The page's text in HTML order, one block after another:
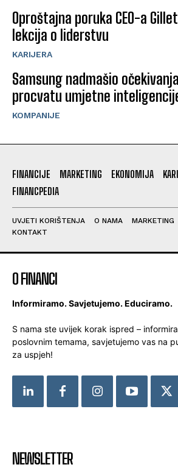
Oproštajna poruka CEO-a
lekcija o liderstvu
KARIJERA
Samsung nadmašio
procvatu umjetne
KOMPANIJE
FINANCIJE MARKETING EKONOMIJA
FINANCPEDIA
UVJETI KORIŠTENJA O NAMA MARKETING
KONTAKT
O FINANCI
Informiramo. Savjetujemo. Educiramo.
S nama ste uvijek korak ispred –
poslovnim temama, savjetujemo vas na
za uspjeh!
NEWSLETTER